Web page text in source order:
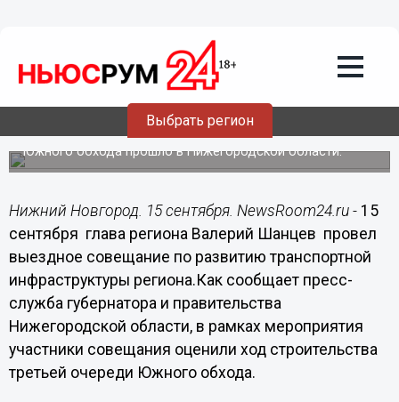
Выбрать регион
Необходимо использовать погодные
условия, чтобы до конца 2014 года
завершить все земляные работы на
объекте, - Шанцев
Выездное совещание по вопросам строительства
Южного обхода прошло в Нижегородской области.
Нижний Новгород. 15 сентября. NewsRoom24.ru - 15
сентября глава региона Валерий Шанцев провел
выездное совещание по развитию транспортной
инфраструктуры региона.Как сообщает пресс-
служба губернатора и правительства
Нижегородской области, в рамках мероприятия
участники совещания оценили ход строительства
третьей очереди Южного обхода.